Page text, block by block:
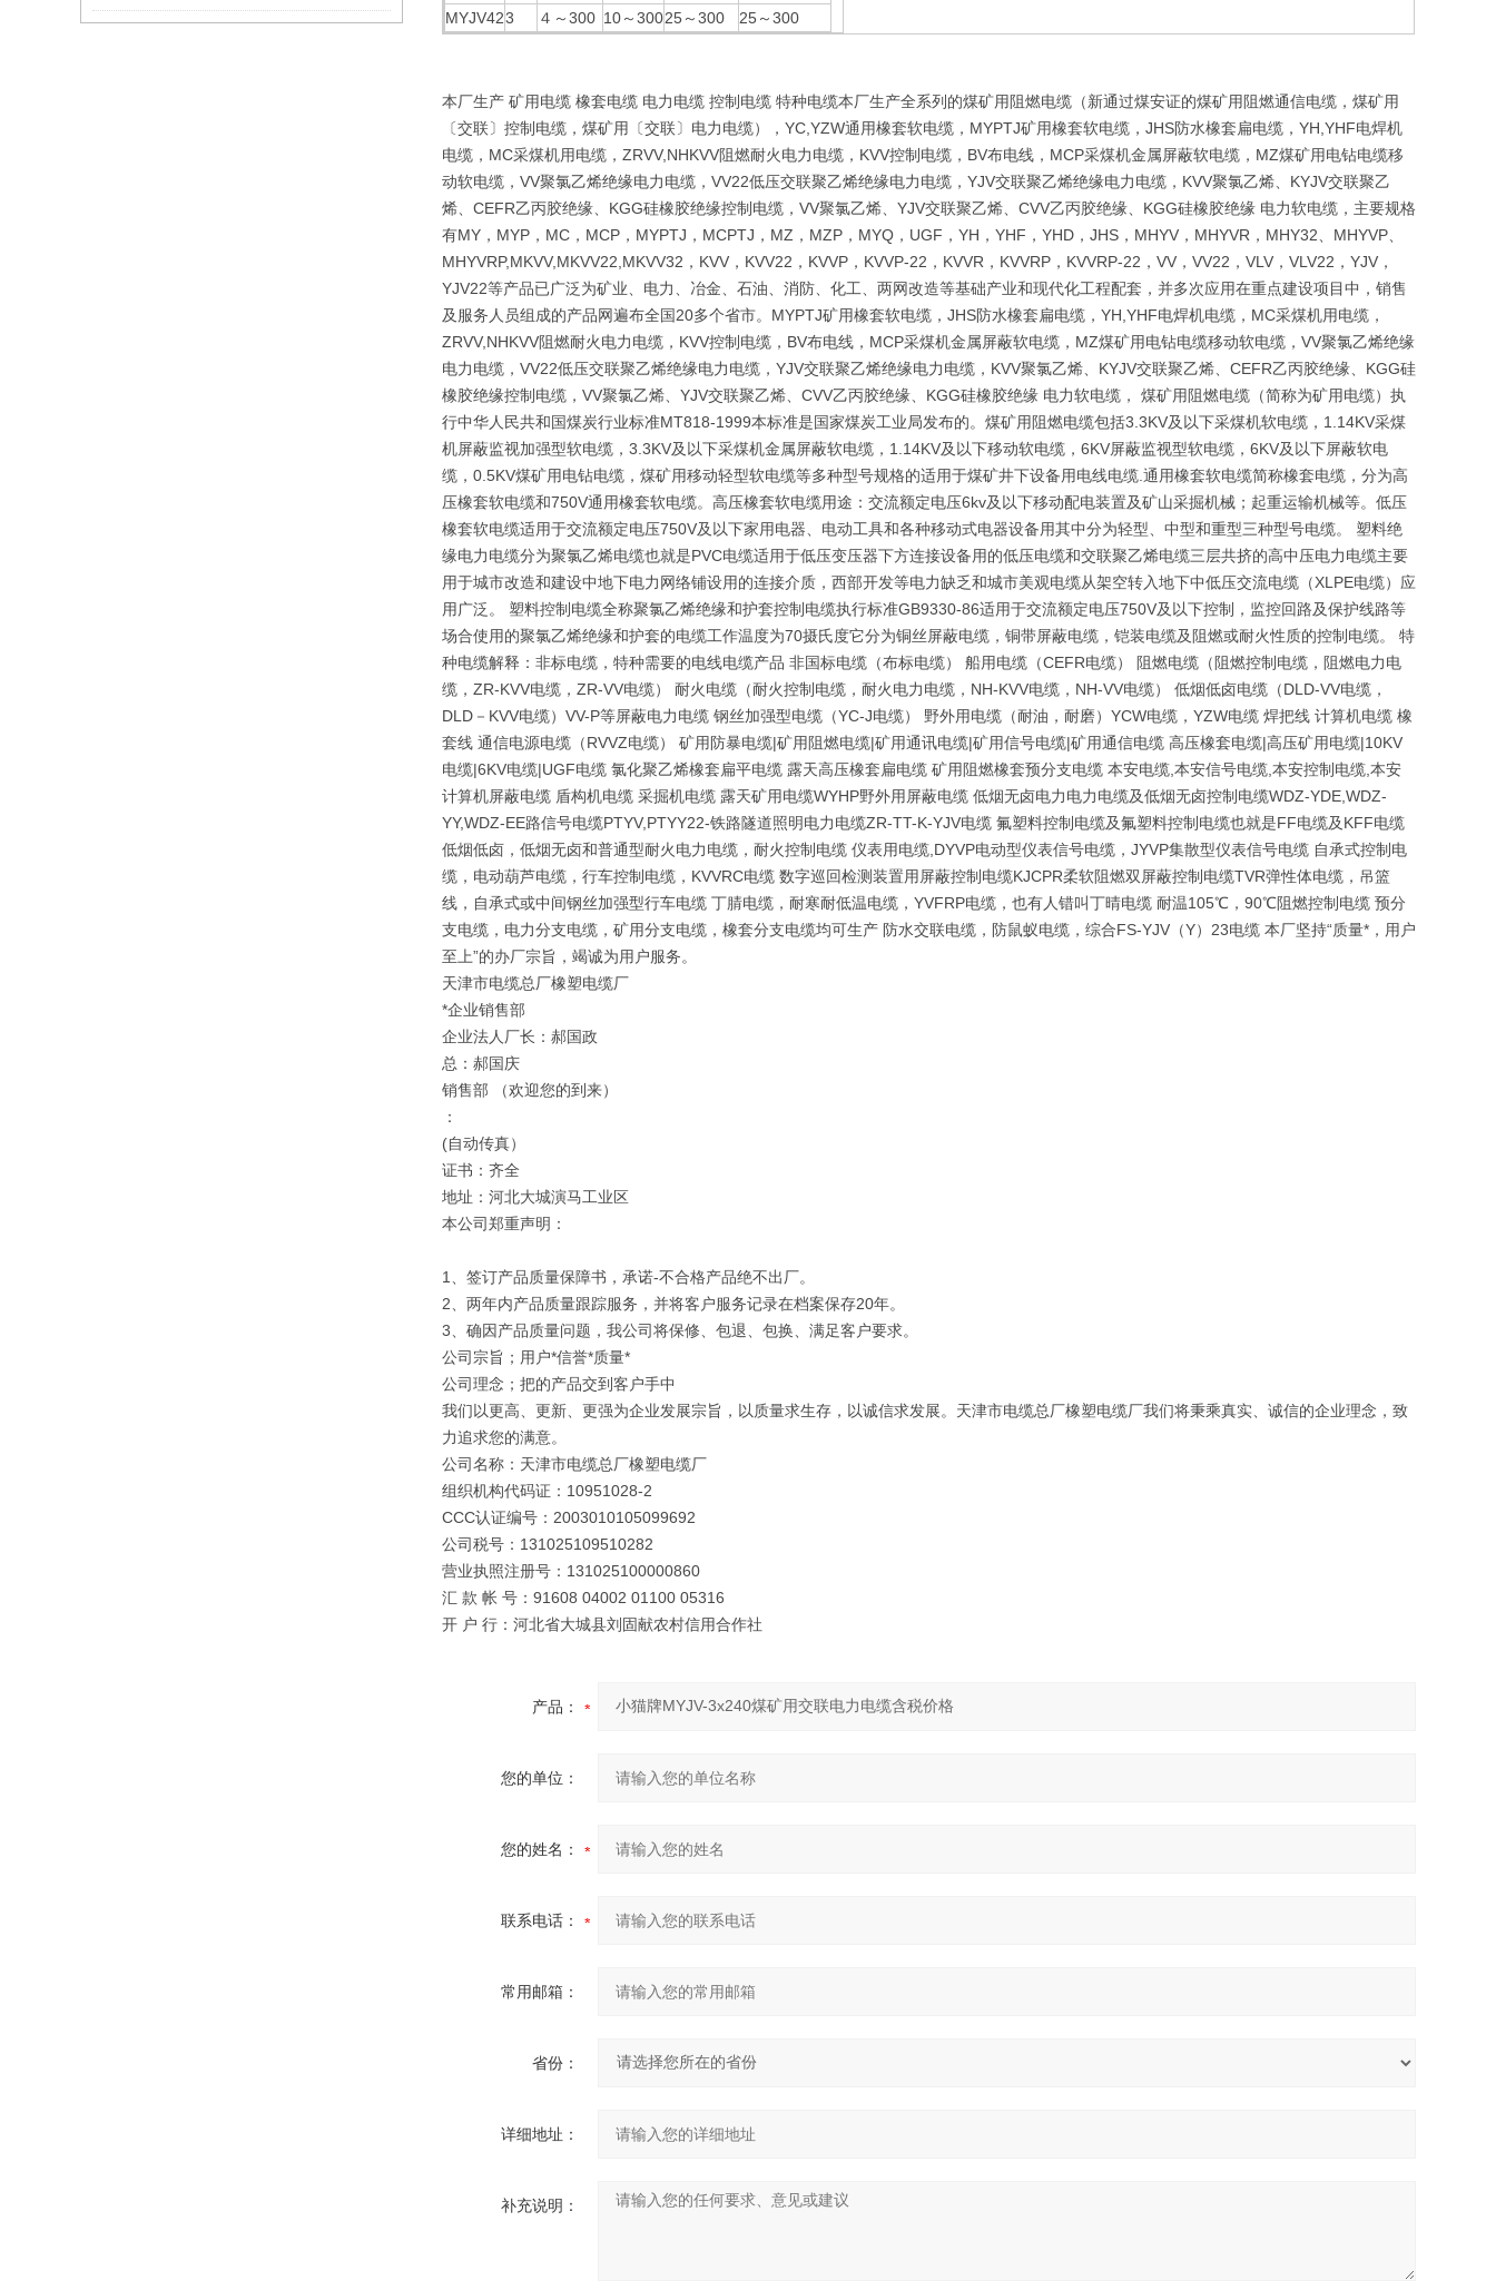
MYJV423 ４～300 10～30025～300 25～300
本厂生产 矿用电缆 橡套电缆 电力电缆 控制电缆 特种电缆本厂生产全系列的煤矿用阻燃电缆（新通过煤安证的煤矿用阻燃通信电缆，煤矿用
〔交联〕控制电缆，煤矿用〔交联〕电力电缆），YC,YZW通用橡套软电缆，MYPTJ矿用橡套软电缆，JHS防水橡套扁电缆，YH,YHF电焊机
电缆，MC采煤机用电缆，ZRVV,NHKVV阻燃耐火电力电缆，KVV控制电缆，BV布电线，MCP采煤机金属屏蔽软电缆，MZ煤矿用电钻电缆移
动软电缆，VV聚氯乙烯绝缘电力电缆，VV22低压交联聚乙烯绝缘电力电缆，YJV交联聚乙烯绝缘电力电缆，KVV聚氯乙烯、KYJV交联聚乙
烯、CEFR乙丙胶绝缘、KGG硅橡胶绝缘控制电缆，VV聚氯乙烯、YJV交联聚乙烯、CVV乙丙胶绝缘、KGG硅橡胶绝缘 电力软电缆，主要规格
有MY，MYP，MC，MCP，MYPTJ，MCPTJ，MZ，MZP，MYQ，UGF，YH，YHF，YHD，JHS，MHYV，MHYVR，MHY32、MHYVP、
MHYVRP,MKVV,MKVV22,MKVV32，KVV，KVV22，KVVP，KVVP-22，KVVR，KVVRP，KVVRP-22，VV，VV22，VLV，VLV22，YJV，
YJV22等产品已广泛为矿业、电力、冶金、石油、消防、化工、两网改造等基础产业和现代化工程配套，并多次应用在重点建设项目中，销售
及服务人员组成的产品网遍布全国20多个省市。MYPTJ矿用橡套软电缆，JHS防水橡套扁电缆，YH,YHF电焊机电缆，MC采煤机用电缆，
ZRVV,NHKVV阻燃耐火电力电缆，KVV控制电缆，BV布电线，MCP采煤机金属屏蔽软电缆，MZ煤矿用电钻电缆移动软电缆，VV聚氯乙烯绝缘
电力电缆，VV22低压交联聚乙烯绝缘电力电缆，YJV交联聚乙烯绝缘电力电缆，KVV聚氯乙烯、KYJV交联聚乙烯、CEFR乙丙胶绝缘、KGG硅
橡胶绝缘控制电缆，VV聚氯乙烯、YJV交联聚乙烯、CVV乙丙胶绝缘、KGG硅橡胶绝缘 电力软电缆， 煤矿用阻燃电缆（简称为矿用电缆）执
行中华人民共和国煤炭行业标准MT818-1999本标准是国家煤炭工业局发布的。煤矿用阻燃电缆包括3.3KV及以下采煤机软电缆，1.14KV采煤
机屏蔽监视加强型软电缆，3.3KV及以下采煤机金属屏蔽软电缆，1.14KV及以下移动软电缆，6KV屏蔽监视型软电缆，6KV及以下屏蔽软电
缆，0.5KV煤矿用电钻电缆，煤矿用移动轻型软电缆等多种型号规格的适用于煤矿井下设备用电线电缆.通用橡套软电缆简称橡套电缆，分为高
压橡套软电缆和750V通用橡套软电缆。高压橡套软电缆用途：交流额定电压6kv及以下移动配电装置及矿山采掘机械；起重运输机械等。低压
橡套软电缆适用于交流额定电压750V及以下家用电器、电动工具和各种移动式电器设备用其中分为轻型、中型和重型三种型号电缆。 塑料绝
缘电力电缆分为聚氯乙烯电缆也就是PVC电缆适用于低压变压器下方连接设备用的低压电缆和交联聚乙烯电缆三层共挤的高中压电力电缆主要
用于城市改造和建设中地下电力网络铺设用的连接介质，西部开发等电力缺乏和城市美观电缆从架空转入地下中低压交流电缆（XLPE电缆）应
用广泛。 塑料控制电缆全称聚氯乙烯绝缘和护套控制电缆执行标准GB9330-86适用于交流额定电压750V及以下控制，监控回路及保护线路等
场合使用的聚氯乙烯绝缘和护套的电缆工作温度为70摄氏度它分为铜丝屏蔽电缆，铜带屏蔽电缆，铠装电缆及阻燃或耐火性质的控制电缆。 特
种电缆解释：非标电缆，特种需要的电线电缆产品 非国标电缆（布标电缆） 船用电缆（CEFR电缆） 阻燃电缆（阻燃控制电缆，阻燃电力电
缆，ZR-KVV电缆，ZR-VV电缆） 耐火电缆（耐火控制电缆，耐火电力电缆，NH-KVV电缆，NH-VV电缆） 低烟低卤电缆（DLD-VV电缆，
DLD－KVV电缆）VV-P等屏蔽电力电缆 钢丝加强型电缆（YC-J电缆） 野外用电缆（耐油，耐磨）YCW电缆，YZW电缆 焊把线 计算机电缆 橡
套线 通信电源电缆（RVVZ电缆） 矿用防暴电缆|矿用阻燃电缆|矿用通讯电缆|矿用信号电缆|矿用通信电缆 高压橡套电缆|高压矿用电缆|10KV
电缆|6KV电缆|UGF电缆 氯化聚乙烯橡套扁平电缆 露天高压橡套扁电缆 矿用阻燃橡套预分支电缆 本安电缆,本安信号电缆,本安控制电缆,本安
计算机屏蔽电缆 盾构机电缆 采掘机电缆 露天矿用电缆WYHP野外用屏蔽电缆 低烟无卤电力电力电缆及低烟无卤控制电缆WDZ-YDE,WDZ-
YY,WDZ-EE路信号电缆PTYV,PTYY22-铁路隧道照明电力电缆ZR-TT-K-YJV电缆 氟塑料控制电缆及氟塑料控制电缆也就是FF电缆及KFF电缆
低烟低卤，低烟无卤和普通型耐火电力电缆，耐火控制电缆 仪表用电缆,DYVP电动型仪表信号电缆，JYVP集散型仪表信号电缆 自承式控制电
缆，电动葫芦电缆，行车控制电缆，KVVRC电缆 数字巡回检测装置用屏蔽控制电缆KJCPR柔软阻燃双屏蔽控制电缆TVR弹性体电缆，吊篮
线，自承式或中间钢丝加强型行车电缆 丁腈电缆，耐寒耐低温电缆，YVFRP电缆，也有人错叫丁晴电缆 耐温105℃，90℃阻燃控制电缆 预分
支电缆，电力分支电缆，矿用分支电缆，橡套分支电缆均可生产 防水交联电缆，防鼠蚁电缆，综合FS-YJV（Y）23电缆 本厂坚持“质量*，用户
至上”的办厂宗旨，竭诚为用户服务。
天津市电缆总厂橡塑电缆厂
*企业销售部
企业法人厂长：郝国政
总：郝国庆
销售部 （欢迎您的到来）
：
(自动传真）
证书：齐全
地址：河北大城演马工业区
本公司郑重声明：
1、签订产品质量保障书，承诺-不合格产品绝不出厂。
2、两年内产品质量跟踪服务，并将客户服务记录在档案保存20年。
3、确因产品质量问题，我公司将保修、包退、包换、满足客户要求。
公司宗旨；用户*信誉*质量*
公司理念；把的产品交到客户手中
我们以更高、更新、更强为企业发展宗旨，以质量求生存，以诚信求发展。天津市电缆总厂橡塑电缆厂我们将秉乘真实、诚信的企业理念，致
力追求您的满意。
公司名称：天津市电缆总厂橡塑电缆厂
组织机构代码证：10951028-2
CCC认证编号：2003010105099692
公司税号：131025109510282
营业执照注册号：131025100000860
汇 款 帐 号：91608 04002 01100 05316
开 户 行：河北省大城县刘固献农村信用合作社
产品：
您的单位：
您的姓名：
联系电话：
常用邮箱：
省份：
详细地址：
补充说明：